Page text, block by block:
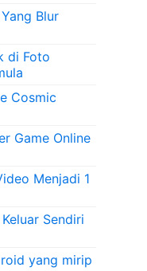
Blur
di Foto
Cosmic
Game Online
Menjadi 1
Sendiri
yang mirip